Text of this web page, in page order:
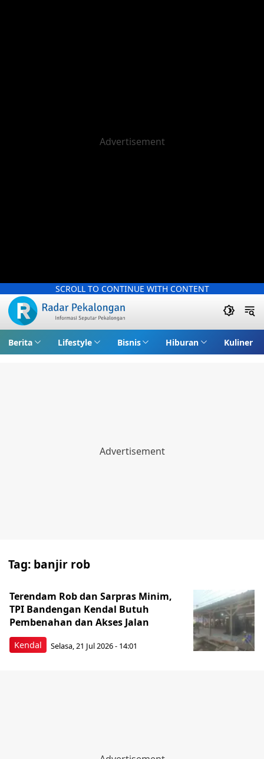
SCROLL TO CONTINUE WITH CONTENT
Berita Lifestyle Bisnis Hiburan Kuliner
Tag: banjir rob
Kendal
Terendam Rob dan Sarpras Minim,
TPI Bandengan Kendal Butuh
Pembenahan dan Akses Jalan
Selasa, 21 Jul 2026 - 14:01